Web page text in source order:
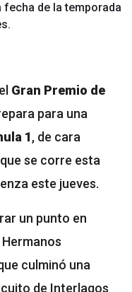
de la temporada
Gran Premio de
para una
1, de cara
que se corre esta
este jueves.
un punto en
culminó una
de Interlagos